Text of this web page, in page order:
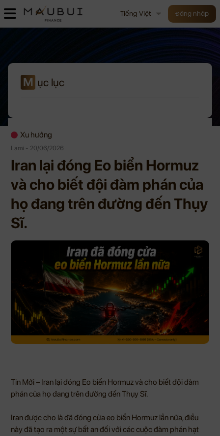
Tiếng Việt Đăng nhập
M ục lục
Xu hướng
Lami - 20/06/2026
Iran lại đóng Eo biển Hormuz
và cho biết đội đàm phán của
họ đang trên đường đến Thụy
Sĩ.
Tin Mới – Iran lại đóng Eo biển Hormuz và cho biết đội đàm
phán của họ đang trên đường đến Thụy Sĩ.
Iran được cho là đã đóng cửa eo biển Hormuz lần nữa, điều
này đã tạo ra một sự bất an đối với các cuộc đàm phán hạt